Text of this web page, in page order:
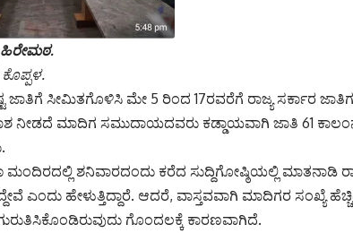
ಜಾತಿಗೆ ಸೀಮಿತಗೊಳಿಸಿ ಮೇ 5 ರಿಂದ 17ರವರೆಗೆ ರಾಜ್ಯ ಸರ್ಕಾರ
ನೀಡದೆ ಮಾದಿಗ ಸಮುದಾಯದವರು ಕಡ್ಡಾಯವಾಗಿ ಜಾತಿ 61
ಮಂದಿರದಲ್ಲಿ ಶನಿವಾರದಂದು ಕರೆದ ಸುದ್ದಿಗೋಷ್ಠಿಯಲ್ಲಿ ಮಾತನಾಡಿ
ಎಂದು ಹೇಳುತ್ತಿದ್ದಾರೆ. ಆದರೆ, ವಾಸ್ತವವಾಗಿ ಮಾದಿಗರ ಸಂಖ್ಯೆ
ಗೊಂದಲಕ್ಕೆ ಕಾರಣವಾಗಿದೆ.